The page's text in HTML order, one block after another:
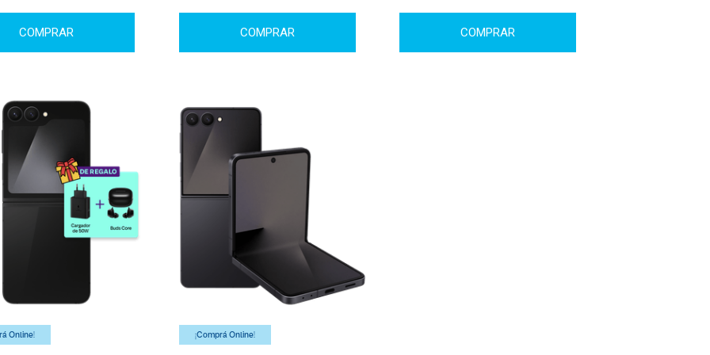
COMPRAR COMPRAR COMPRAR
Online! ¡Comprá Online!